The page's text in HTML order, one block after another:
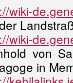
wiki-
wiki-
von
in